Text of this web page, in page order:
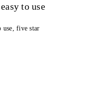
to use
use, five star